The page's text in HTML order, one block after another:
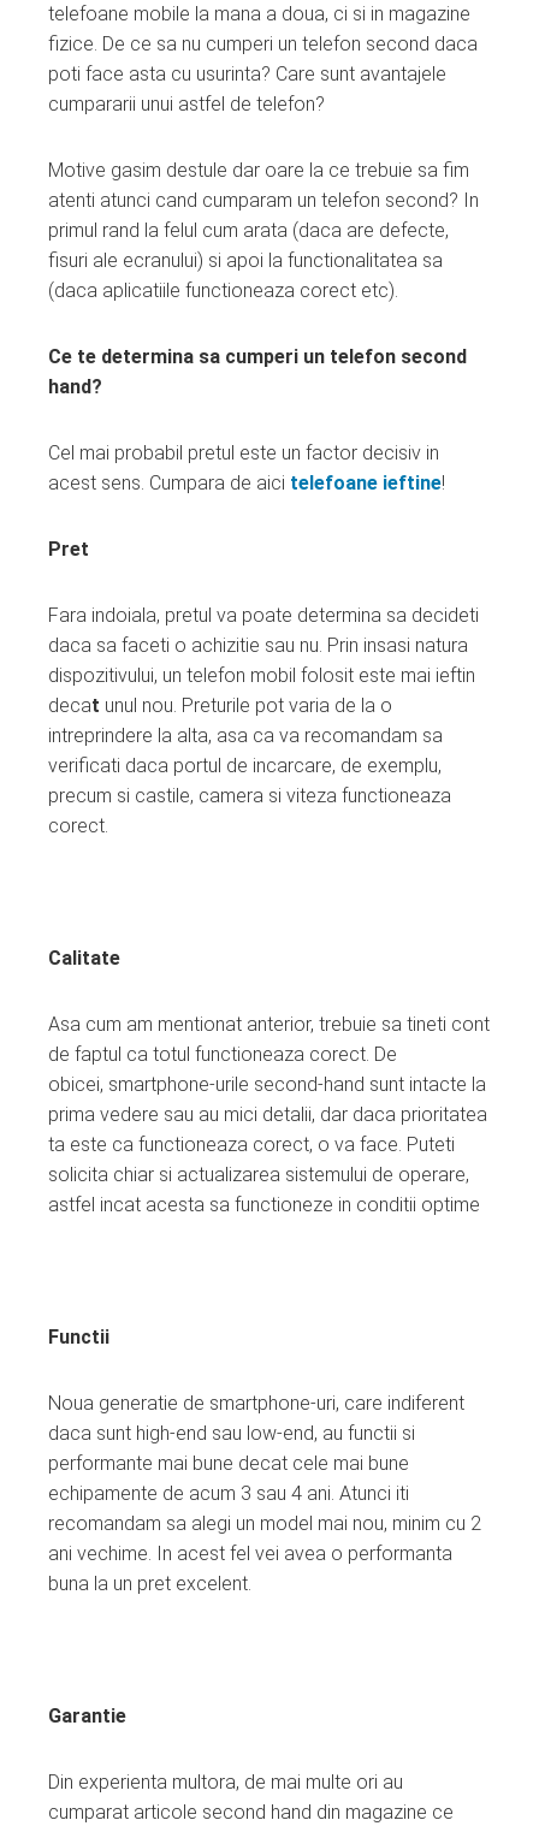
telefoane mobile la mana a doua, ci si in magazine
fizice. De ce sa nu cumperi un telefon second daca
poti face asta cu usurinta? Care sunt avantajele
cumpararii unui astfel de telefon?
Motive gasim destule dar oare la ce trebuie sa fim
atenti atunci cand cumparam un telefon second? In
primul rand la felul cum arata (daca are defecte,
fisuri ale ecranului) si apoi la functionalitatea sa
(daca aplicatiile functioneaza corect etc).
Ce te determina sa cumperi un telefon second
hand?
Cel mai probabil pretul este un factor decisiv in
acest sens. Cumpara de aici telefoane ieftine!
Pret
Fara indoiala, pretul va poate determina sa decideti
daca sa faceti o achizitie sau nu. Prin insasi natura
dispozitivului, un telefon mobil folosit este mai ieftin
decat unul nou. Preturile pot varia de la o
intreprindere la alta, asa ca va recomandam sa
verificati daca portul de incarcare, de exemplu,
precum si castile, camera si viteza functioneaza
corect.
Calitate
Asa cum am mentionat anterior, trebuie sa tineti cont
de faptul ca totul functioneaza corect. De
obicei, smartphone-urile second-hand sunt intacte la
prima vedere sau au mici detalii, dar daca prioritatea
ta este ca functioneaza corect, o va face. Puteti
solicita chiar si actualizarea sistemului de operare,
astfel incat acesta sa functioneze in conditii optime
Functii
Noua generatie de smartphone-uri, care indiferent
daca sunt high-end sau low-end, au functii si
performante mai bune decat cele mai bune
echipamente de acum 3 sau 4 ani. Atunci iti
recomandam sa alegi un model mai nou, minim cu 2
ani vechime. In acest fel vei avea o performanta
buna la un pret excelent.
Garantie
Din experienta multora, de mai multe ori au
cumparat articole second hand din magazine ce